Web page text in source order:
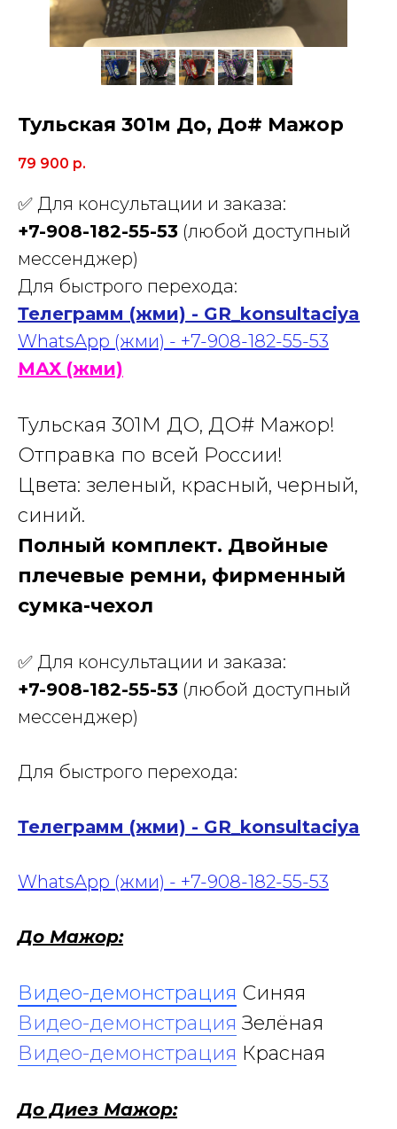
Тульская 301м До, До# Мажор
79 900 р.
✅ Для консультации и заказа:
+7-908-182-55-53 (любой доступный
мессенджер)
Для быстрого перехода:
Телеграмм (жми) - GR_konsultaciya
WhatsApp (жми) - +7-908-182-55-53
МАХ (жми)
Тульская 301М ДО, ДО# Мажор!
Отправка по всей России!
Цвета: зеленый, красный, черный,
синий.
Полный комплект. Двойные
плечевые ремни, фирменный
сумка-чехол
✅ Для консультации и заказа:
+7-908-182-55-53 (любой доступный
мессенджер)
Для быстрого перехода:
Телеграмм (жми) - GR_konsultaciya
WhatsApp (жми) - +7-908-182-55-53
До Мажор:
Видео-демонстрация Синяя
Видео-демонстрация Зелёная
Видео-демонстрация Красная
До Диез Мажор: